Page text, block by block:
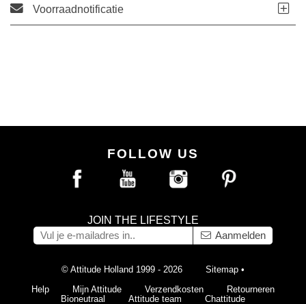
Voorraadnotificatie
FOLLOW US
JOIN THE LIFESTYLE
Aanmelden
© Attitude Holland 1999 - 2026 Sitemap •
Help
Mijn Attitude Verzendkosten
Retourneren
Bioneutraal
Attitude team Chattitude